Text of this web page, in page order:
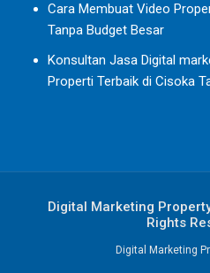
Cara Membuat Video
Tanpa Budget Besar
Konsultan Jasa Digital
Properti Terbaik di Cisoka
Digital Marketing
Rights
Digital Marketing